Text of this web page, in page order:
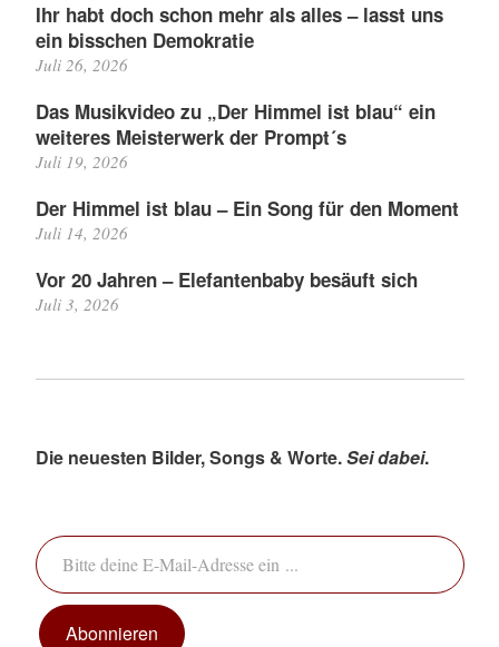
Ihr habt doch schon mehr als alles – lasst uns
ein bisschen Demokratie
Juli 26, 2026
Das Musikvideo zu „Der Himmel ist blau“ ein
weiteres Meisterwerk der Prompt´s
Juli 19, 2026
Der Himmel ist blau – Ein Song für den Moment
Juli 14, 2026
Vor 20 Jahren – Elefantenbaby besäuft sich
Juli 3, 2026
Die neuesten Bilder, Songs & Worte.Sei dabei.
Bitte deine E-Mail-Adresse ein ...
Abonnieren